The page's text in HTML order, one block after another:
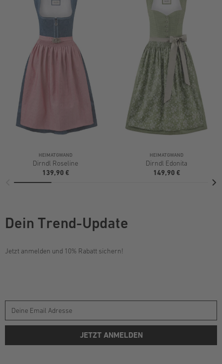
HEIMATGWAND
Dirndl Roseline
139,90 €
HEIMATGWAND
Dirndl Edonita
149,90 €
Dein Trend-Update
Jetzt anmelden und 10% Rabatt sichern!
JETZT ANMELDEN